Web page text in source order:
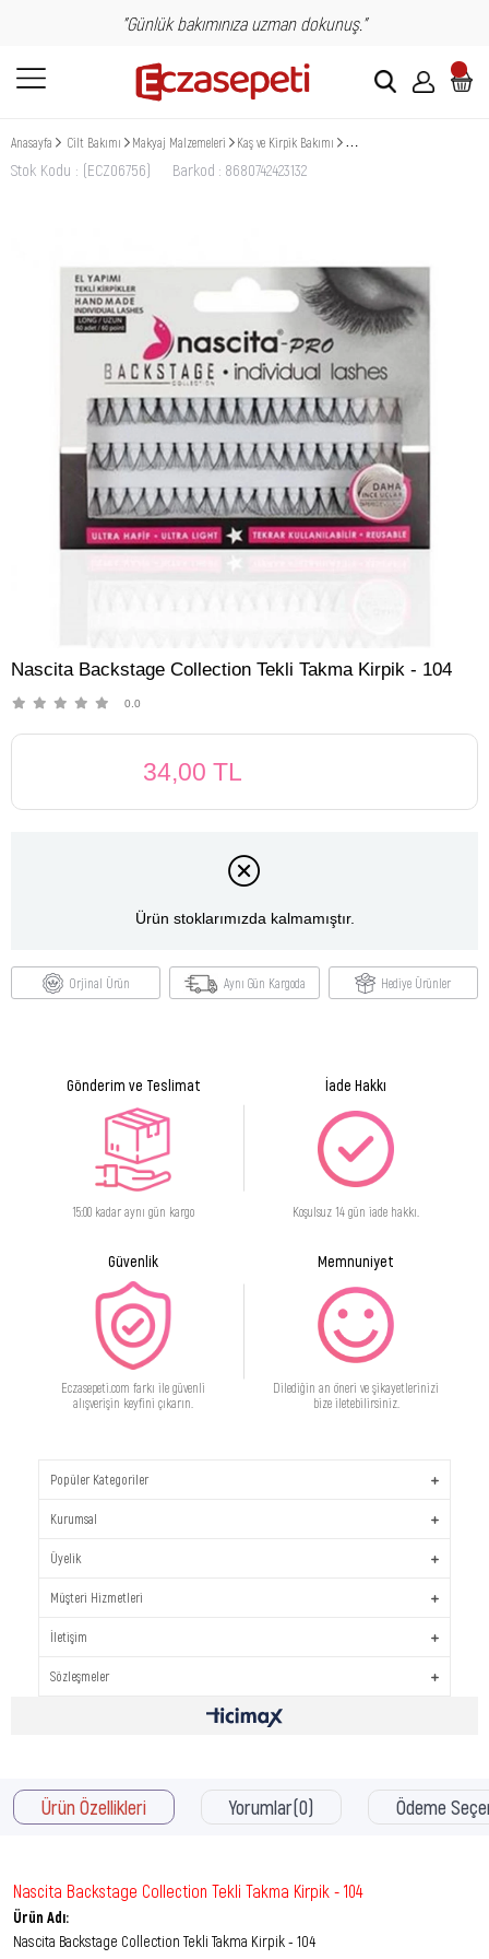
"Günlük bakımınıza uzman dokunuş."
Anasayfa Cilt Bakımı Makyaj Malzemeleri Kaş ve Kirpik Bakımı Nascita Backstage Collection
Stok Kodu (ECZ06756) Barkod : 8680742423132
Nascita Backstage Collection Tekli Takma Kirpik - 104
0.0
34,00 TL
Ürün stoklarımızda kalmamıştır.
Orjinal Ürün Aynı Gün Kargoda Hediye Ürünler
Gönderim ve Teslimat
15:00 kadar aynı gün kargo
İade Hakkı
Koşulsuz 14 gün iade hakkı.
Güvenlik
Eczasepeti.com farkı ile güvenli
alışverişin keyfini çıkarın.
Memnuniyet
Dilediğin an öneri ve şikayetlerinizi
bize iletebilirsiniz.
Popüler Kategoriler
Kurumsal
Üyelik
Müşteri Hizmetleri
İletişim
Sözleşmeler
Ürün Özellikleri Yorumlar(0) Ödeme
Nascita Backstage Collection Tekli Takma Kirpik - 104
Ürün Adı:
Nascita Backstage Collection Tekli Takma Kirpik - 104